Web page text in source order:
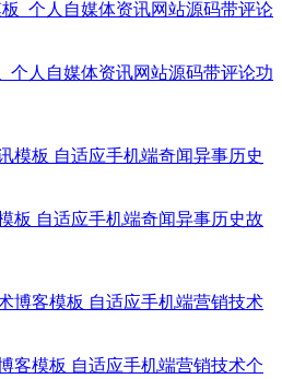
个人自媒体资讯网站源码带评论功
板 自适应手机端奇闻异事历史故
客模板 自适应手机端营销技术个